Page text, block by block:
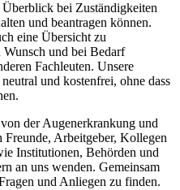
bei Zuständigkeiten
und beantragen können.
eine Übersicht zu
und bei Bedarf
Fachleuten. Unsere
und kostenfrei, ohne dass
der Augenerkrankung und
Arbeitgeber, Kollegen
Institutionen, Behörden und
an uns wenden. Gemeinsam
und Anliegen zu finden.